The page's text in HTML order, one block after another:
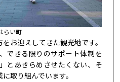
らい町
お迎えしてきた観光地です。
できる限りのサポート体制を
とあきらめさせたくない、そ
取り組んでいます。